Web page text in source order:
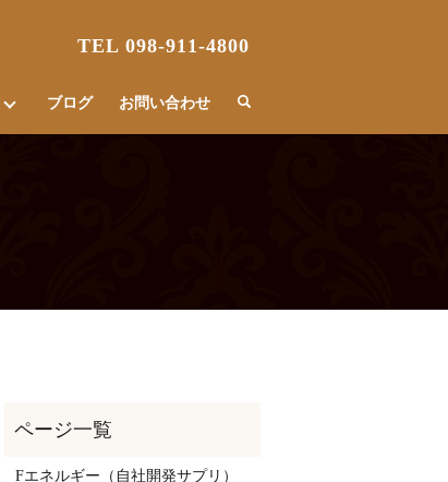
ブログ お問い合わせ
TEL 098-911-4800
Fエネルギー（自社開発サプリ）